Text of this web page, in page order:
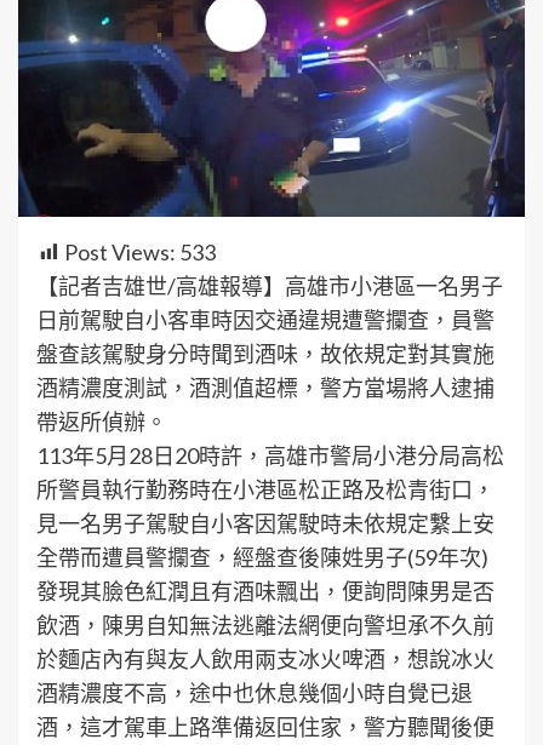
Post Views: 533
【記者吉雄世/高雄報導】高雄市小港區一名男子
日前駕駛自小客車時因交通違規遭警攔查，員警
盤查該駕駛身分時聞到酒味，故依規定對其實施
酒精濃度測試，酒測值超標，警方當場將人逮捕
帶返所偵辦。
113年5月28日20時許，高雄市警局小港分局高松
所警員執行勤務時在小港區松正路及松青街口，
見一名男子駕駛自小客因駕駛時未依規定繫上安
全帶而遭員警攔查，經盤查後陳姓男子(59年次)
發現其臉色紅潤且有酒味飄出，便詢問陳男是否
飲酒，陳男自知無法逃離法網便向警坦承不久前
於麵店內有與友人飲用兩支冰火啤酒，想說冰火
酒精濃度不高，途中也休息幾個小時自覺已退
酒，這才駕車上路準備返回住家，警方聽聞後便